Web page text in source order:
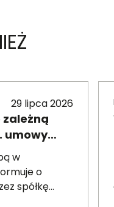
29 lipca 2026
zależną
umowy
ciepła do
w
o
spółkę